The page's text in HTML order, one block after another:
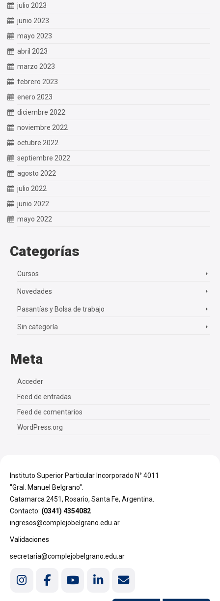
julio 2023
junio 2023
mayo 2023
abril 2023
marzo 2023
febrero 2023
enero 2023
diciembre 2022
noviembre 2022
octubre 2022
septiembre 2022
agosto 2022
julio 2022
junio 2022
mayo 2022
Categorías
Cursos
Novedades
Pasantías y Bolsa de trabajo
Sin categoría
Meta
Acceder
Feed de entradas
Feed de comentarios
WordPress.org
Instituto Superior Particular Incorporado N° 4011
"Gral. Manuel Belgrano".
Catamarca 2451, Rosario, Santa Fe, Argentina.
Contacto: (0341) 4354082
ingresos@complejobelgrano.edu.ar
Validaciones
secretaria@complejobelgrano.edu.ar